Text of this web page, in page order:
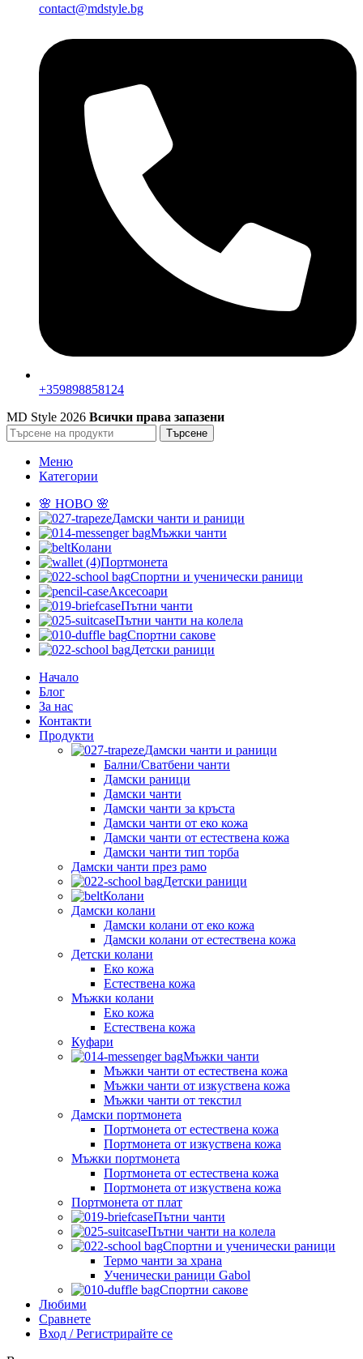
contact@mdstyle.bg
+359898858124
MD Style 2026 Всички права запазени
Търсене
Меню
Категории
🌸 НОВО 🌸
Дамски чанти и раници
Мъжки чанти
Колани
Портмонета
Спортни и ученически раници
Аксесоари
Пътни чанти
Пътни чанти на колела
Спортни сакове
Детски рaници
Начало
Блог
За нас
Контакти
Продукти
Дамски чанти и раници
Бални/Сватбени чанти
Дамски раници
Дамски чанти
Дамски чанти за кръста
Дамски чанти от еко кожа
Дамски чанти от естествена кожа
Дамски чанти тип торба
Дамски чанти през рамо
Детски рaници
Колани
Дамски колани
Дамски колани от еко кожа
Дамски колани от естествена кожа
Детски колани
Еко кожа
Естествена кожа
Мъжки колани
Еко кожа
Естествена кожа
Куфари
Мъжки чанти
Мъжки чанти от естествена кожа
Мъжки чанти от изкуствена кожа
Мъжки чанти от текстил
Дамски портмонета
Портмонета от естествена кожа
Портмонета от изкуствена кожа
Мъжки портмонета
Портмонета от естествена кожа
Портмонета от изкуствена кожа
Портмонета от плат
Пътни чанти
Пътни чанти на колела
Спортни и ученически раници
Термо чанти за храна
Ученически раници Gabol
Спортни сакове
Любими
Сравнете
Вход / Регистрирайте се